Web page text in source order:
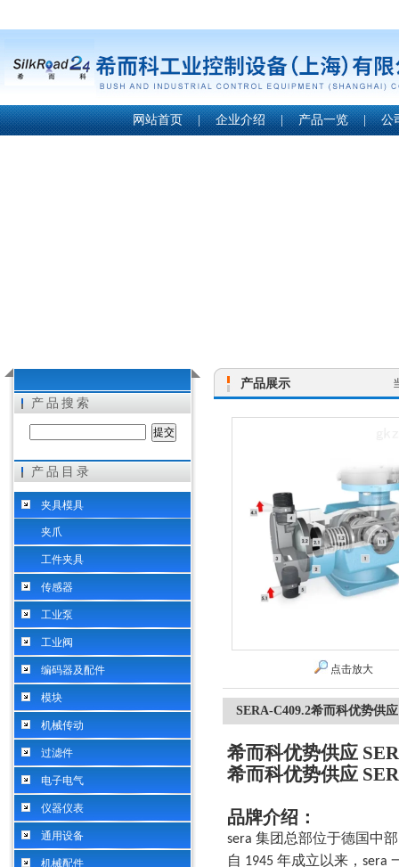
希而科工业控制设备（上海）有限公司
网站首页 | 企业介绍 | 产品一览 | 公
产品搜索
产品目录
夹具模具
夹爪
工件夹具
传感器
工业泵
工业阀
编码器及配件
模块
机械传动
过滤件
电子电气
仪器仪表
通用设备
机械配件
产品展示
点击放大
SERA-C409.2希而科优势供
希而科优势供应
希而科优势供应
品牌介绍：
sera 集团总部位于德国中
自 1945 年成立以来， sera